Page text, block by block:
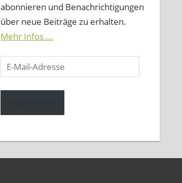
abonnieren und Benachrichtigungen
über neue Beiträge zu erhalten.
Mehr Infos ...
E-
Mail-
Adresse